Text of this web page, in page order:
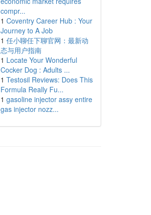
compr...
1 Coventry Career Hub : Your
Journey to A Job
1 任小聊任下聊官网：最新动
态与用户指南
1 Locate Your Wonderful
Cocker Dog : Adults ...
1 Testosil Reviews: Does This
Formula Really Fu...
1 gasoline injector assy entire
gas injector nozz...